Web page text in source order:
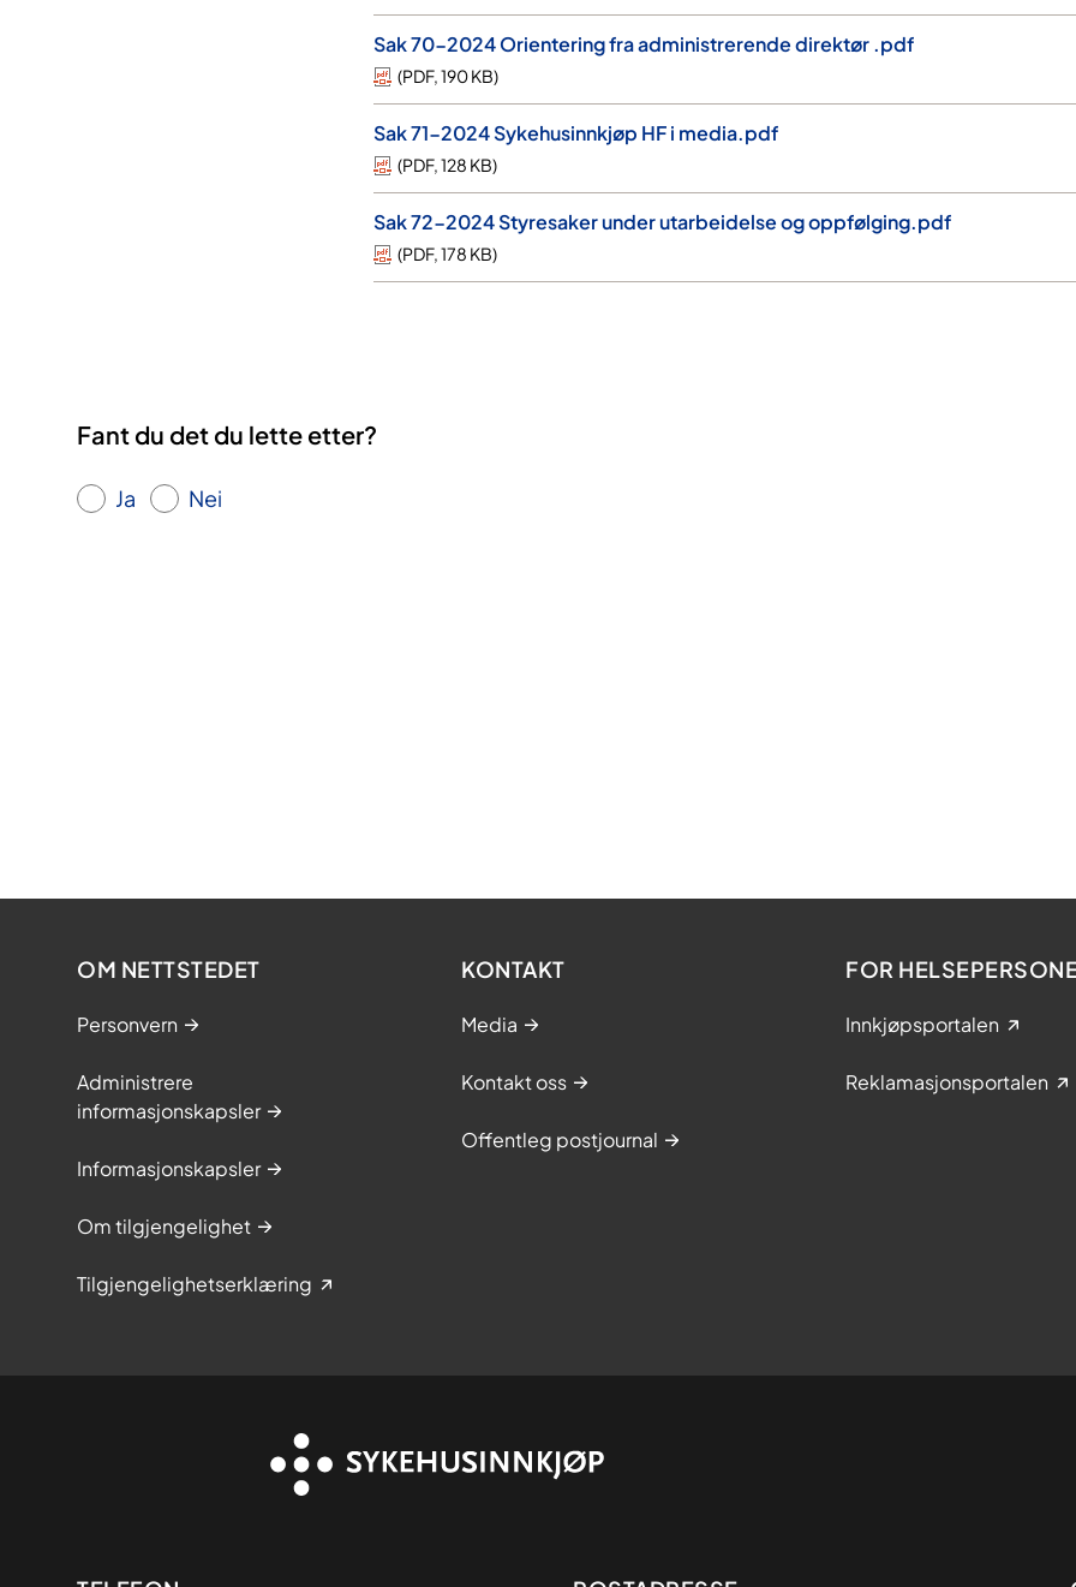
Sak 70-2024 Orientering fra administrerende direktør .pdf
(PDF,190 KB)
Sak 71-2024 Sykehusinnkjøp HF i media.pdf
(PDF,128 KB)
Sak 72-2024 Styresaker under utarbeidelse og oppfølging.pdf
(PDF,178 KB)
Fant du det du lette etter?
Ja Nei
OM NETTSTEDET
Personvern
Administrere
informasjonskapsler
Informasjonskapsler
Om tilgjengelighet
Tilgjengelighetserklæring
KONTAKT
Media
Kontakt oss
Offentleg postjournal
FOR
Innkjøpsportalen
Reklamasjonsportalen